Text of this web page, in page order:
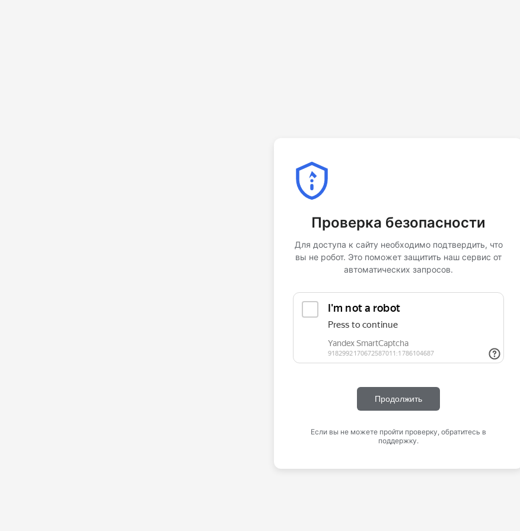
Проверка безопасности
Для доступа к сайту необходимо подтвердить, что
вы не робот. Это поможет защитить наш сервис от
автоматических запросов.
Продолжить
Если вы не можете пройти проверку, обратитесь в
поддержку.